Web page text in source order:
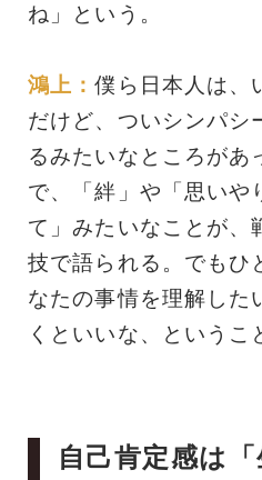
ね」という。
鴻上：僕ら日本人は、
だけど、ついシンパシ
るみたいなところがあ
で、「絆」や「思いや
て」みたいなことが、
技で語られる。でもひ
なたの事情を理解した
くといいな、というこ
自己肯定感は